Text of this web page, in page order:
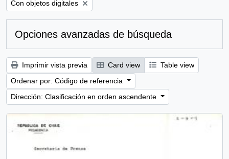
Remove filter:
Con objetos digitales
Opciones avanzadas de búsqueda
Imprimir vista previa Card view
Table view
Ordenar por: Código de referencia
Dirección: Clasificación en orden ascendente